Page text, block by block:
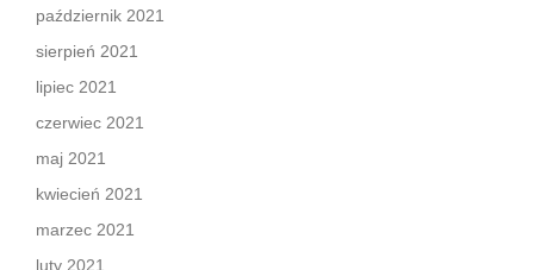
październik 2021
sierpień 2021
lipiec 2021
czerwiec 2021
maj 2021
kwiecień 2021
marzec 2021
luty 2021